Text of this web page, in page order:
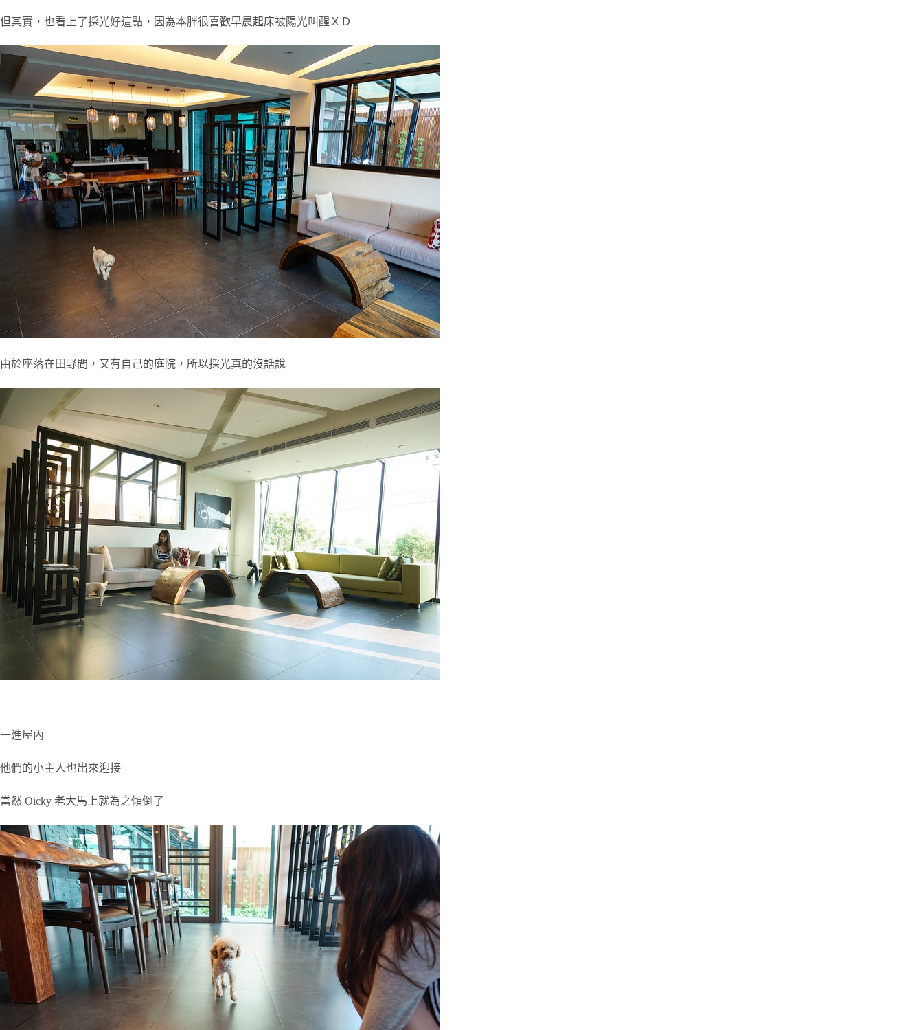
但其實，也看上了採光好這點，因為本胖很喜歡早晨起床被陽光叫醒ＸＤ
由於座落在田野間，又有自己的庭院，所以採光真的沒話說
一進屋內
他們的小主人也出來迎接
當然 Oicky 老大馬上就為之傾倒了